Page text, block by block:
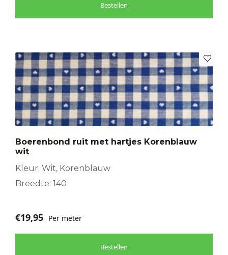
Bestellen
Boerenbond ruit met hartjes Korenblauw
wit
Kleur: Wit, Korenblauw
Breedte: 140
€19,95 Per meter
Bestellen